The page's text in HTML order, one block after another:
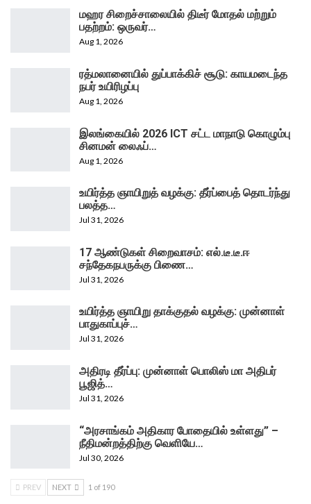
மஹர சிறைச்சாலையில் திடீர் மோதல் மற்றும்
பதற்றம்: ஒருவர்…
Aug 1, 2026
ரத்மலானையில் துப்பாக்கிச் சூடு: காயமடைந்த
நபர் உயிரிழப்பு
Aug 1, 2026
இலங்கையில் 2026 ICT சட்ட மாநாடு கொழும்பு
சினமன் லைஃப்…
Aug 1, 2026
உயிர்த்த ஞாயிறுத் வழக்கு: தீர்ப்பைத் தொடர்ந்து
பலத்த…
Jul 31, 2026
17 ஆண்டுகள் சிறைவாசம்: எல்.டீ.டீ.ஈ
சந்தேகநபருக்கு பிணை…
Jul 31, 2026
உயிர்த்த ஞாயிறு தாக்குதல் வழக்கு: முன்னாள்
பாதுகாப்புச்…
Jul 31, 2026
அதிரடி தீர்ப்பு: முன்னாள் பொலிஸ் மா அதிபர்
பூஜித்…
Jul 31, 2026
“அரசாங்கம் அதிகார போதையில் உள்ளது” –
நீதிமன்றத்திற்கு வெளியே…
Jul 30, 2026
PREV NEXT 1 of 190